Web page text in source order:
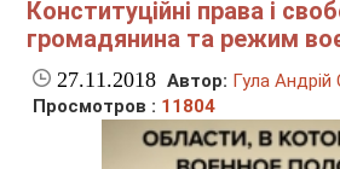
Конституційні права і
громадянина та режим
27.11.2018 Автор: Гула Андрій
Просмотров : 11804